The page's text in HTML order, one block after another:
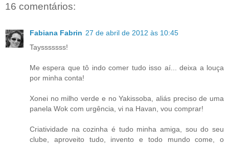
16 comentários:
Fabiana Fabrin 27 de abril de 2012 às 10:45
Taysssssss!
Me espera que tô indo comer tudo isso aí... deixa a louça
por minha conta!
Xonei no milho verde e no Yakissoba, aliás preciso de uma
panela Wok com urgência, vi na Havan, vou comprar!
Criatividade na cozinha é tudo minha amiga, sou do seu
clube, aproveito tudo, invento e todo mundo come, o